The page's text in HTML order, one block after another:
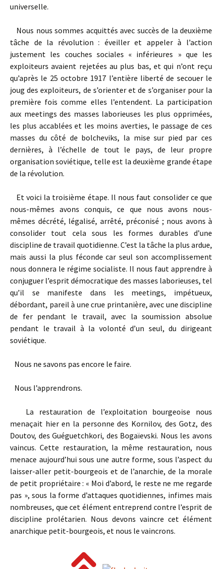
universelle.
Nous nous sommes acquittés avec succès de la deuxième
tâche de la révolution : éveiller et appeler à l’action
justement les couches sociales « inférieures » que les
exploiteurs avaient rejetées au plus bas, et qui n’ont reçu
qu’après le 25 octobre 1917 l’entière liberté de secouer le
joug des exploiteurs, de s’orienter et de s’organiser pour la
première fois comme elles l’entendent. La participation
aux meetings des masses laborieuses les plus opprimées,
les plus accablées et les moins averties, le passage de ces
masses du côté de bolcheviks, la mise sur pied par ces
dernières, à l’échelle de tout le pays, de leur propre
organisation soviétique, telle est la deuxième grande étape
de la révolution.
Et voici la troisième étape. Il nous faut consolider ce que
nous-mêmes avons conquis, ce que nous avons nous-
mêmes décrété, légalisé, arrêté, préconisé ; nous avons à
consolider tout cela sous les formes durables d’une
discipline de travail quotidienne. C’est la tâche la plus ardue,
mais aussi la plus féconde car seul son accomplissement
nous donnera le régime socialiste. Il nous faut apprendre à
conjuguer l’esprit démocratique des masses laborieuses, tel
qu’il se manifeste dans les meetings, impétueux,
débordant, pareil à une crue printanière, avec une discipline
de fer pendant le travail, avec la soumission absolue
pendant le travail à la volonté d’un seul, du dirigeant
soviétique.
Nous ne savons pas encore le faire.
Nous l’apprendrons.
La restauration de l’exploitation bourgeoise nous
menaçait hier en la personne des Kornilov, des Gotz, des
Doutov, des Guéguetchkori, des Bogaïevski. Nous les avons
vaincus. Cette restauration, la même restauration, nous
menace aujourd’hui sous une autre forme, sous l’aspect du
laisser-aller petit-bourgeois et de l’anarchie, de la morale
de petit propriétaire : « Moi d’abord, le reste ne me regarde
pas », sous la forme d’attaques quotidiennes, infimes mais
nombreuses, que cet élément entreprend contre l’esprit de
discipline prolétarien. Nous devons vaincre cet élément
anarchique petit-bourgeois, et nous le vaincrons.